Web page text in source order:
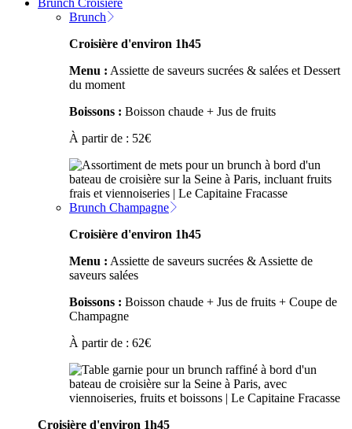
Brunch
Croisière d'environ 1h45
Menu : Assiette de saveurs sucrées & salées et Dessert
du moment
Boissons : Boisson chaude + Jus de fruits
À partir de : 52€
Brunch Champagne
Croisière d'environ 1h45
Menu : Assiette de saveurs sucrées & Assiette de
saveurs salées
Boissons : Boisson chaude + Jus de fruits + Coupe de
Champagne
À partir de : 62€
Croisière d'environ 1h45